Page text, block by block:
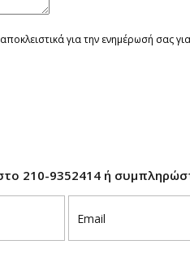
για την ενημέρωσή
210-9352414 ή